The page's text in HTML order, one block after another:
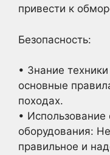
привести к
Безопасность:
• Знание
основные
походах.
• Использование
оборудования:
правильное и